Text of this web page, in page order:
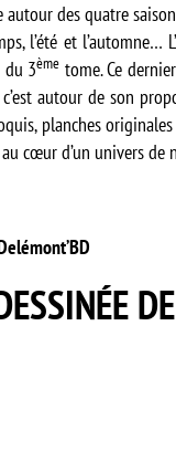
des quatre
l’été et l’automne…
du 3ème tome. Ce
autour de son
planches
cœur d’un univers